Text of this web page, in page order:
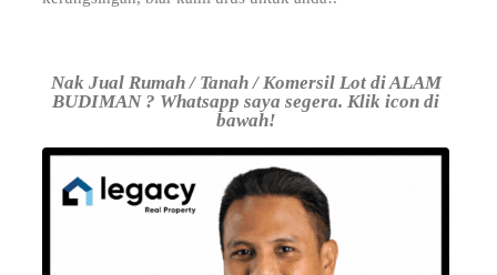
Nak Jual Rumah / Tanah / Komersil Lot di ALAM
BUDIMAN ? Whatsapp saya segera. Klik icon di
bawah!